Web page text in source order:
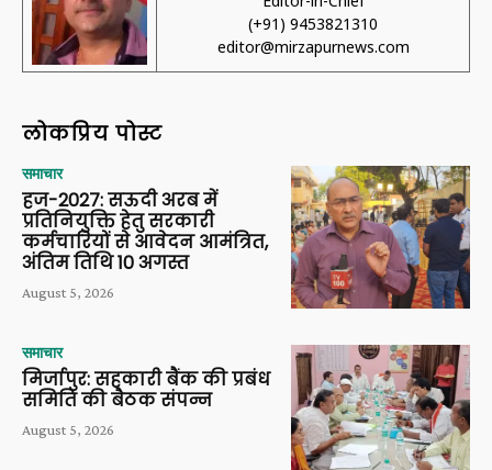
(+91) 9453821310
editor@mirzapurnews.com
लोकप्रिय पोस्ट
समाचार
हज-2027: सऊदी अरब में
प्रतिनियुक्ति हेतु सरकारी
कर्मचारियों से आवेदन आमंत्रित,
अंतिम तिथि 10 अगस्त
August 5, 2026
समाचार
मिर्जापुर: सहकारी बैंक की प्रबंध
समिति की बैठक संपन्न
August 5, 2026